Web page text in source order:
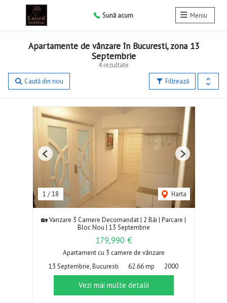
Sună acum Meniu
4 rezultate
Apartamente de vânzare în Bucuresti, zona 13
Septembrie
Filtrează
Caută din nou
1 /18 Harta
Previous Next
🏡 Vanzare 3 Camere Decomandat | 2 Băi | Parcare |
Bloc Nou | 13 Septembrie
179,990 €
Apartament cu 3 camere de vânzare
13 Septembrie, Bucuresti
62.66 mp 2000
Vezi mai multe detalii